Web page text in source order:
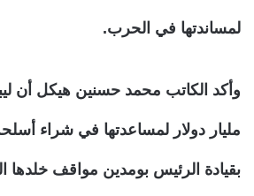
لمساندتها في الحرب.
وأكد الكاتب محمد حسنين هيكل أن
مليار دولار لمساعدتها في شراء
بقيادة الرئيس بومدين مواقف خلدها